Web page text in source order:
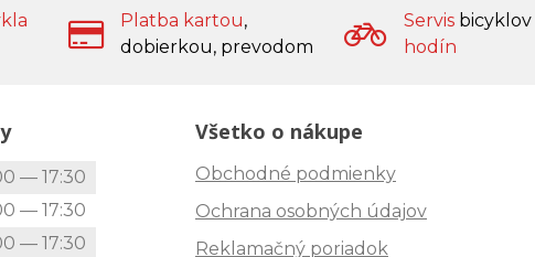
Platba kartou,
dobierkou, prevodom
Servis bicyklov
hodín
— 17:30
— 17:30
— 17:30
Všetko o nákupe
Obchodné podmienky
Ochrana osobných údajov
Reklamačný poriadok